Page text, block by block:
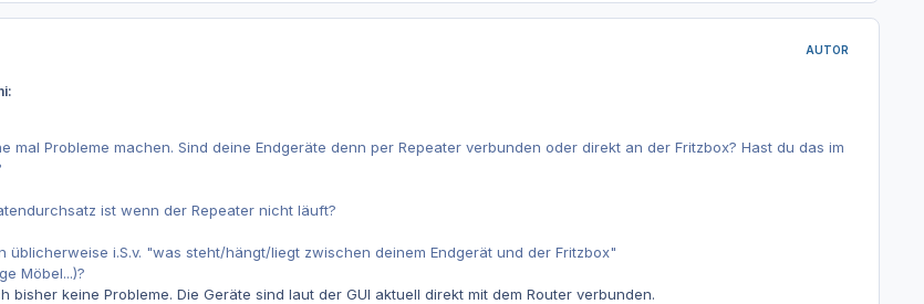
AUTOR
mal Probleme machen. Sind deine Endgeräte denn per Repeater verbunden oder direkt an der Fritzbox? Hast du das im
ist wenn der Repeater nicht läuft?
üblicherweise i.S.v. "was steht/hängt/liegt zwischen deinem Endgerät und der Fritzbox"
Möbel...)?
bisher keine Probleme. Die Geräte sind laut der GUI aktuell direkt mit dem Router verbunden.